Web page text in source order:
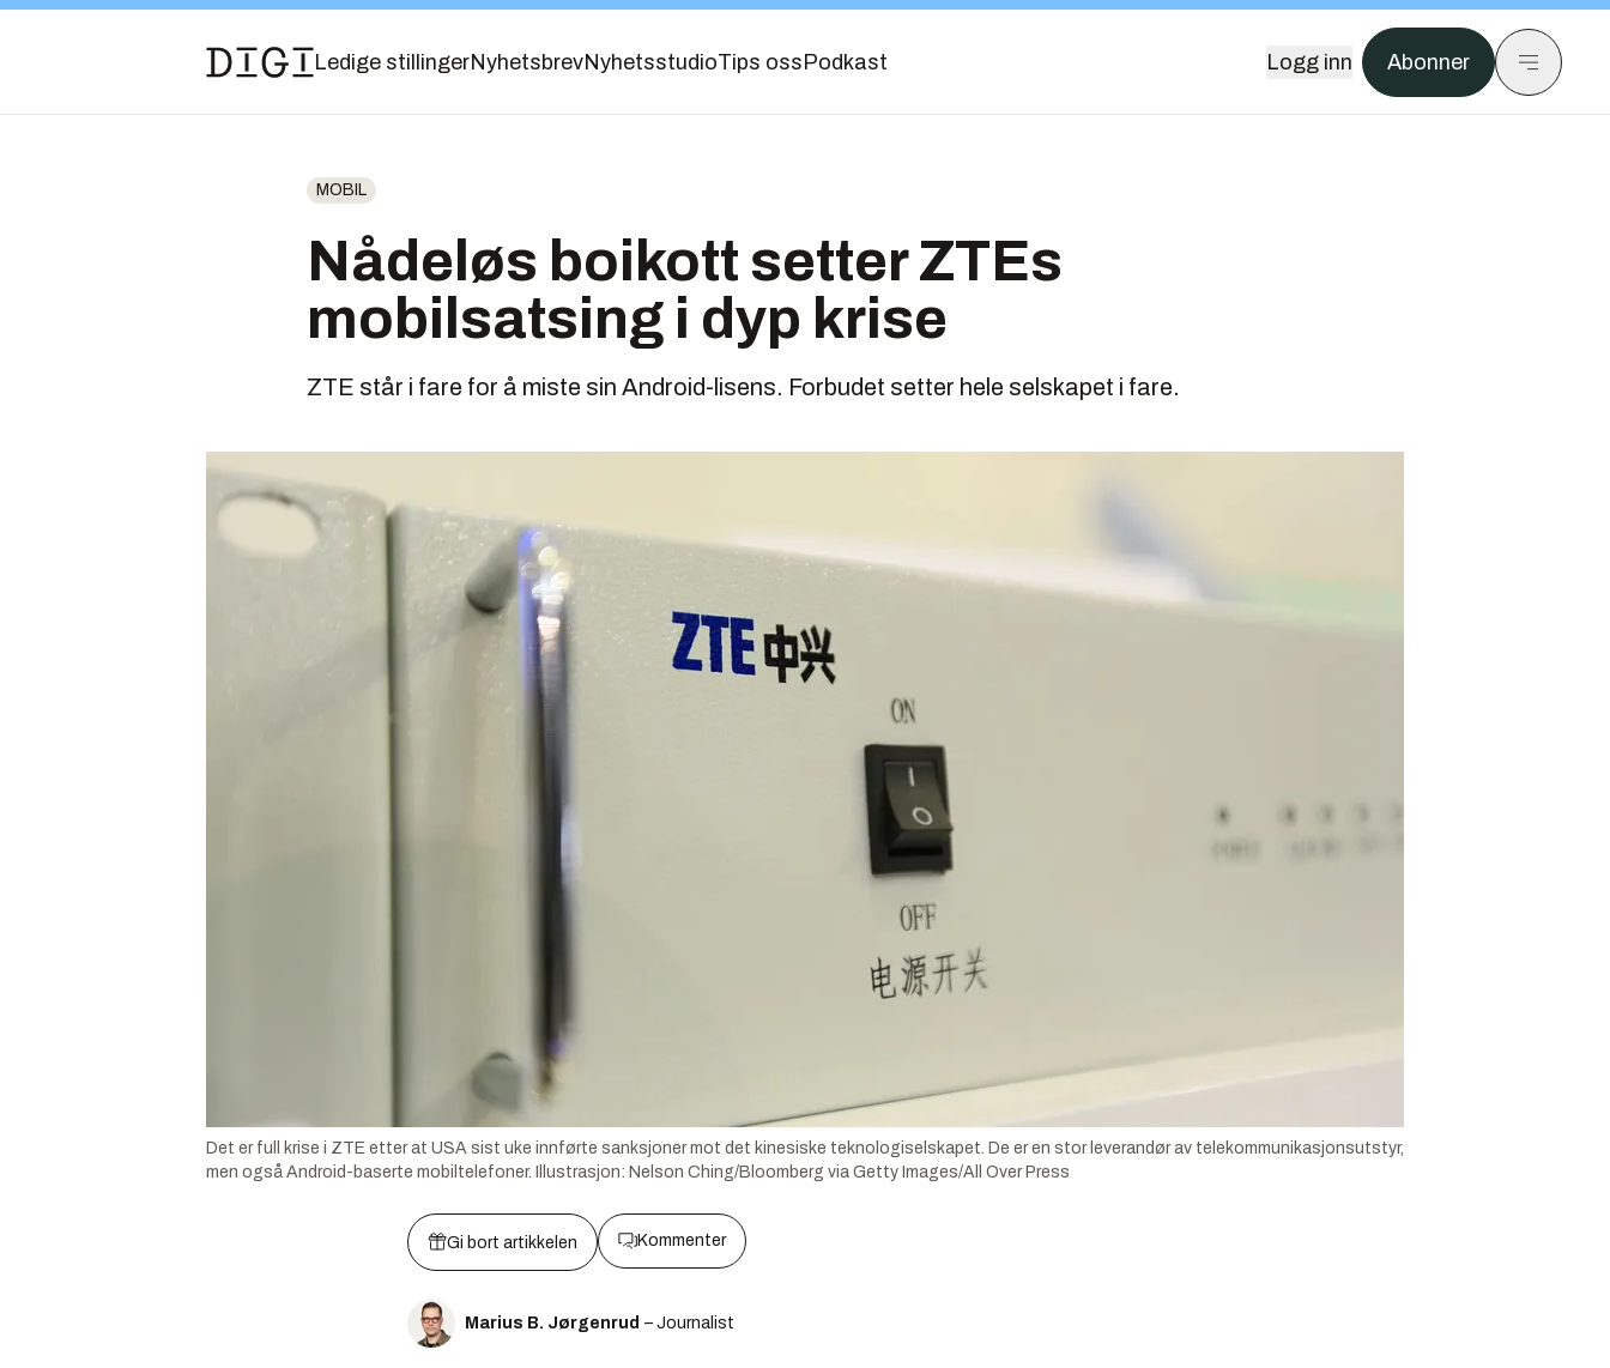
Ledige stillingerNyhetsbrevNyhetsstudioTips oss Podkast Logg inn Abonner
MOBIL
Nådeløs boikott setter ZTEs
mobilsatsing i dyp krise
ZTE står i fare for å miste sin Android-lisens. Forbudet setter hele selskapet i fare.
Det er full krise i ZTE etter at USA sist uke innførte sanksjoner mot det kinesiske teknologiselskapet. De er en stor leverandør av telekommunikasjonsutstyr,
men også Android-baserte mobiltelefoner.
Illustrasjon: Nelson Ching/Bloomberg via Getty Images/All Over Press
Gi bort artikkelen Kommenter
Marius B. Jørgenrud – Journalist